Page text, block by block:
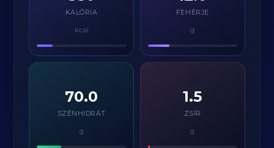
KALÓRIA
kcal
FEHÉRJE
g
⚡
70.0
SZÉNHIDRÁT
g
1.5
ZSÍR
g